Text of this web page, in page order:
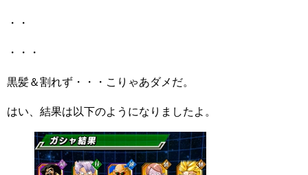
・・
・・・
黒髪＆割れず・・・こりゃあダメだ。
はい、結果は以下のようになりましたよ。